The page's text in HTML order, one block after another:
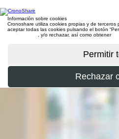
Información sobre cookies
Cronoshare utiliza cookies propias y de
aceptar todas las cookies pulsando el botón
, y/o rechazar, así como obtener